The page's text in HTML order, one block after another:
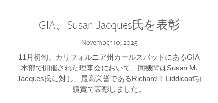
GIA、Susan Jacques氏を表彰
November 10, 2025
11月初旬、カリフォルニア州カールスバッドにあるGIA
本部で開催された理事会において、同機関はSusan M.
Jacques氏に対し、最高栄誉であるRichard T. Liddicoat功
績賞で表彰しました。